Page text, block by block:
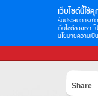
เว็บไซต์นี้ใช้คุ
รับประสบการณ์
เว็บไซต์ของเรา
นโยบายความเป็
Share